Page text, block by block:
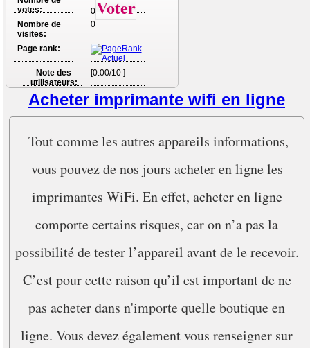
votes:
0Voter
Nombre de
visites:
0
Page rank:
Note des
utilisateurs:
[0.00/10 ]
Acheter imprimante wifi en ligne
Tout comme les autres appareils informations,
vous pouvez de nos jours acheter en ligne les
imprimantes WiFi. En effet, acheter en ligne
comporte certains risques, car on n’a pas la
possibilité de tester l’appareil avant de le recevoir.
C’est pour cette raison qu’il est important de ne
pas acheter dans n'importe quelle boutique en
ligne. Vous devez également vous renseigner sur